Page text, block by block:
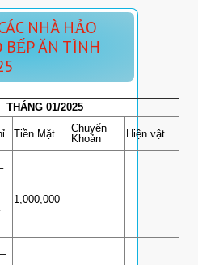
NHÀ HẢO
BẾP ĂN TÌNH
THÁNG 01/2025
Tiền Mặt
Chuyển
Khoản
Hiện vật
1,000,000